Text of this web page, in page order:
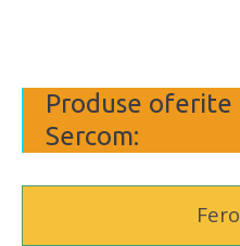
Produse oferite
Sercom: